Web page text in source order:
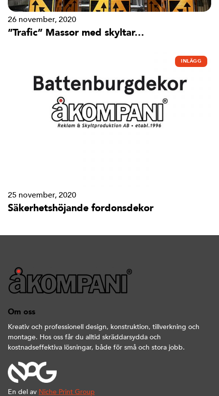
26 november, 2020
”Trafic” Massor med skyltar…
INLÄGG
25 november, 2020
Säkerhetshöjande fordonsdekor
Om oss
Kreativ och professionell design, konstruktion, tillverkning och
montage. Hos oss får du alltid skräddarsydda och
kostnadseffektiva lösningar, både för små och stora jobb.
En del av Niche Print Group